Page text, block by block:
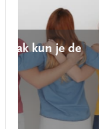
‘Alles
openbaar,